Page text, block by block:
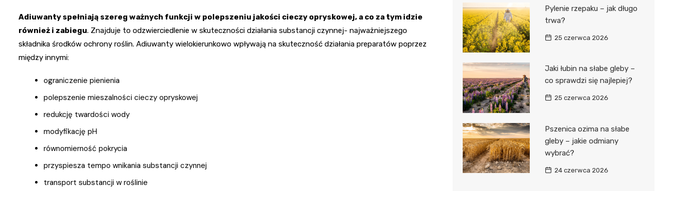
Adiuwanty spełniają szereg ważnych funkcji w polepszeniu jakości cieczy opryskowej, a co za tym idzie
również i zabiegu. Znajduje to odzwierciedlenie w skuteczności działania substancji czynnej- najważniejszego
składnika środków ochrony roślin. Adiuwanty wielokierunkowo wpływają na skuteczność działania preparatów poprzez
między innymi:
ograniczenie pienienia
polepszenie mieszalności cieczy opryskowej
redukcję twardości wody
modyfikację pH
równomierność pokrycia
przyspiesza tempo wnikania substancji czynnej
transport substancji w roślinie
Pylenie rzepaku – jak długo
trwa?
25 czerwca 2026
Jaki łubin na słabe gleby –
co sprawdzi się najlepiej?
25 czerwca 2026
Pszenica ozima na słabe
gleby – jakie odmiany
wybrać?
24 czerwca 2026